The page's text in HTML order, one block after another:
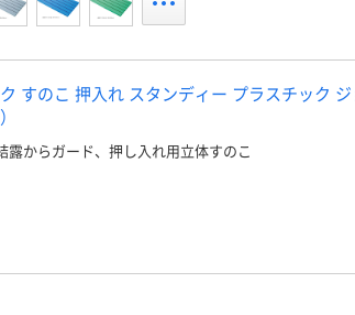
すのこ 押入れ スタンディー プラスチック ジ
露からガード、押し入れ用立体すのこ